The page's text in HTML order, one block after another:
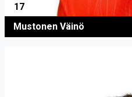
17
Mustonen Väinö